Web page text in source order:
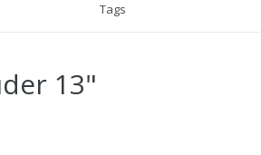
Tags
13"